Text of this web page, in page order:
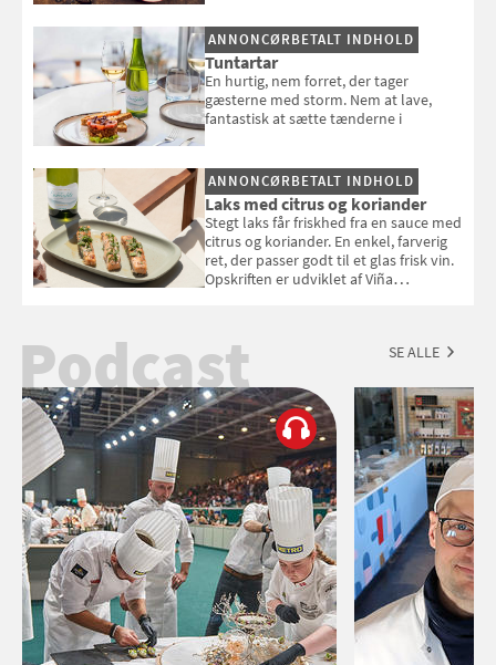
smag" af Jamie Oliver.
ANNONCØRBETALT INDHOLD
Tuntartar
En hurtig, nem forret, der tager
gæsterne med storm. Nem at lave,
fantastisk at sætte tænderne i
ANNONCØRBETALT INDHOLD
Laks med citrus og koriander
Stegt laks får friskhed fra en sauce med
citrus og koriander. En enkel, farverig
ret, der passer godt til et glas frisk vin.
Opskriften er udviklet af Viña
Podcast SE ALLE